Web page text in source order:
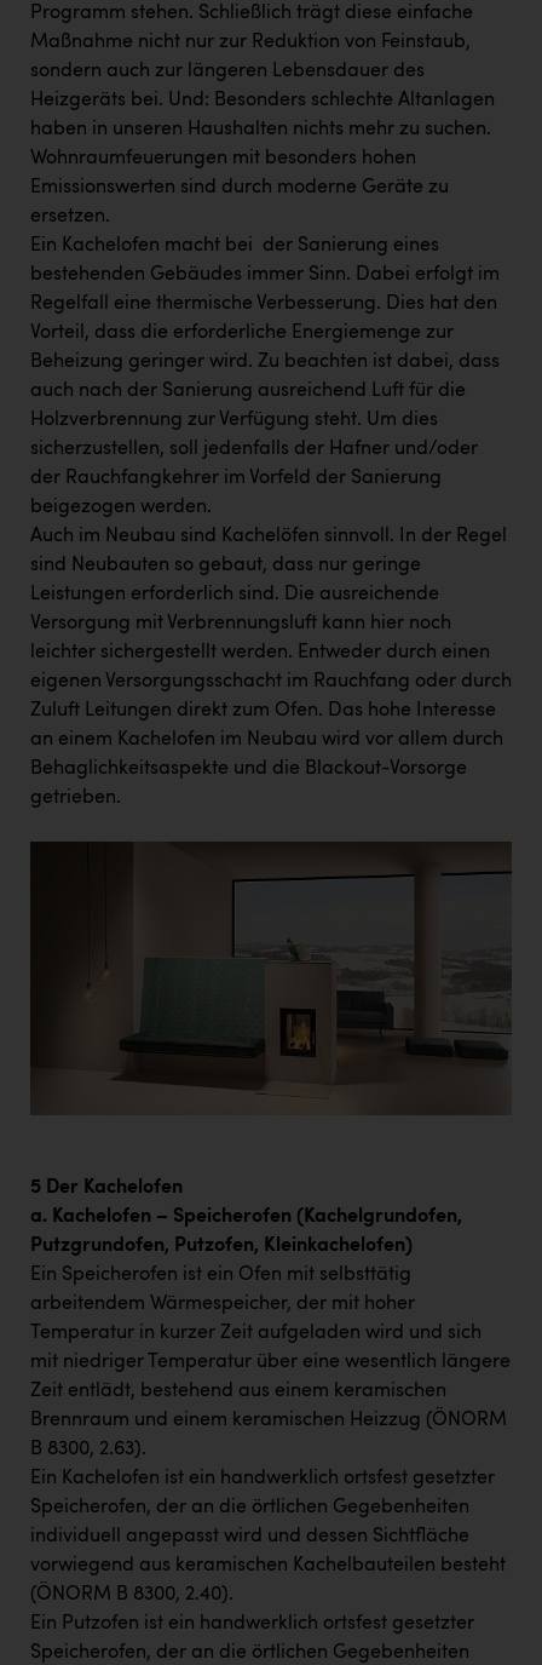
Programm stehen. Schließlich trägt diese einfache
Maßnahme nicht nur zur Reduktion von Feinstaub,
sondern auch zur längeren Lebensdauer des
Heizgeräts bei. Und: Besonders schlechte Altanlagen
haben in unseren Haushalten nichts mehr zu suchen.
Wohnraumfeuerungen mit besonders hohen
Emissionswerten sind durch moderne Geräte zu
ersetzen.
Ein Kachelofen macht bei der Sanierung eines
bestehenden Gebäudes immer Sinn. Dabei erfolgt im
Regelfall eine thermische Verbesserung. Dies hat den
Vorteil, dass die erforderliche Energiemenge zur
Beheizung geringer wird. Zu beachten ist dabei, dass
auch nach der Sanierung ausreichend Luft für die
Holzverbrennung zur Verfügung steht. Um dies
sicherzustellen, soll jedenfalls der Hafner und/oder
der Rauchfangkehrer im Vorfeld der Sanierung
beigezogen werden.
Auch im Neubau sind Kachelöfen sinnvoll. In der Regel
sind Neubauten so gebaut, dass nur geringe
Leistungen erforderlich sind. Die ausreichende
Versorgung mit Verbrennungsluft kann hier noch
leichter sichergestellt werden. Entweder durch einen
eigenen Versorgungsschacht im Rauchfang oder durch
Zuluft Leitungen direkt zum Ofen. Das hohe Interesse
an einem Kachelofen im Neubau wird vor allem durch
Behaglichkeitsaspekte und die Blackout-Vorsorge
getrieben.
5 Der Kachelofen
a. Kachelofen – Speicherofen (Kachelgrundofen,
Putzgrundofen, Putzofen, Kleinkachelofen)
Ein Speicherofen ist ein Ofen mit selbsttätig
arbeitendem Wärmespeicher, der mit hoher
Temperatur in kurzer Zeit aufgeladen wird und sich
mit niedriger Temperatur über eine wesentlich längere
Zeit entlädt, bestehend aus einem keramischen
Brennraum und einem keramischen Heizzug (ÖNORM
B 8300, 2.63).
Ein Kachelofen ist ein handwerklich ortsfest gesetzter
Speicherofen, der an die örtlichen Gegebenheiten
individuell angepasst wird und dessen Sichtfläche
vorwiegend aus keramischen Kachelbauteilen besteht
(ÖNORM B 8300, 2.40).
Ein Putzofen ist ein handwerklich ortsfest gesetzter
Speicherofen, der an die örtlichen Gegebenheiten